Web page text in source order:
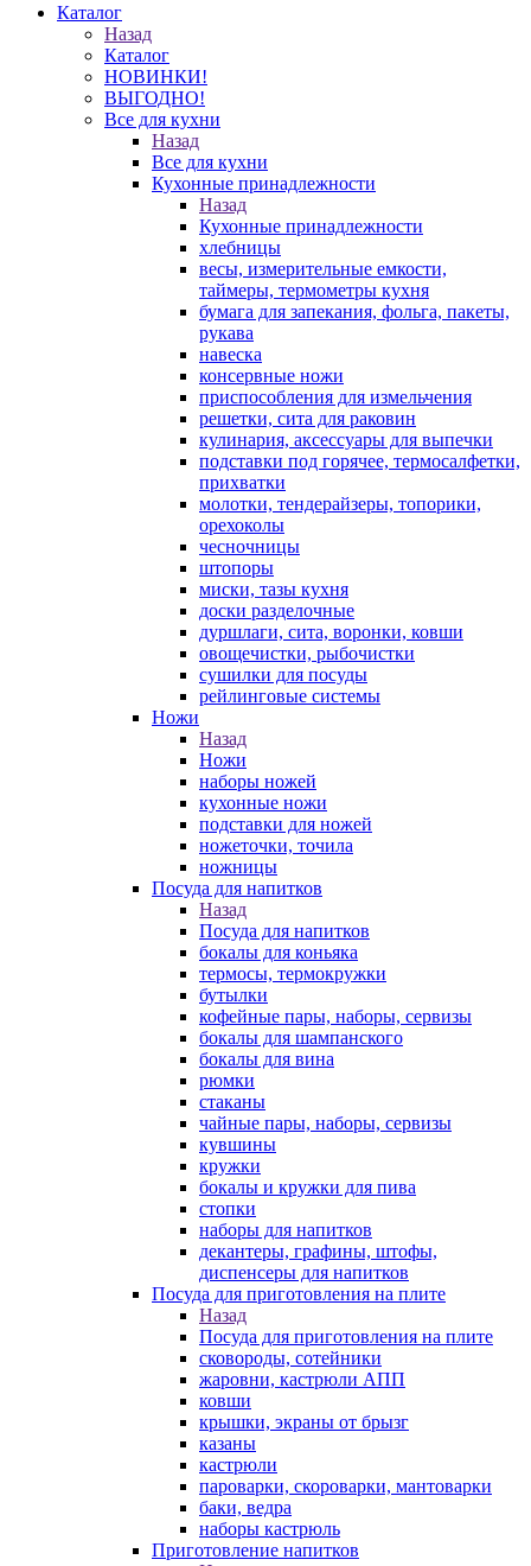
Каталог
Назад
Каталог
НОВИНКИ!
ВЫГОДНО!
Все для кухни
Назад
Все для кухни
Кухонные принадлежности
Назад
Кухонные принадлежности
хлебницы
весы, измерительные емкости,
таймеры, термометры кухня
бумага для запекания, фольга, пакеты,
рукава
навеска
консервные ножи
приспособления для измельчения
решетки, сита для раковин
кулинария, аксессуары для выпечки
подставки под горячее, термосалфетки,
прихватки
молотки, тендерайзеры, топорики,
орехоколы
чесночницы
штопоры
миски, тазы кухня
доски разделочные
дуршлаги, сита, воронки, ковши
овощечистки, рыбочистки
сушилки для посуды
рейлинговые системы
Ножи
Назад
Ножи
наборы ножей
кухонные ножи
подставки для ножей
ножеточки, точила
ножницы
Посуда для напитков
Назад
Посуда для напитков
бокалы для коньяка
термосы, термокружки
бутылки
кофейные пары, наборы, сервизы
бокалы для шампанского
бокалы для вина
рюмки
стаканы
чайные пары, наборы, сервизы
кувшины
кружки
бокалы и кружки для пива
стопки
наборы для напитков
декантеры, графины, штофы,
диспенсеры для напитков
Посуда для приготовления на плите
Назад
Посуда для приготовления на плите
сковороды, сотейники
жаровни, кастрюли АПП
ковши
крышки, экраны от брызг
казаны
кастрюли
пароварки, скороварки, мантоварки
баки, ведра
наборы кастрюль
Приготовление напитков